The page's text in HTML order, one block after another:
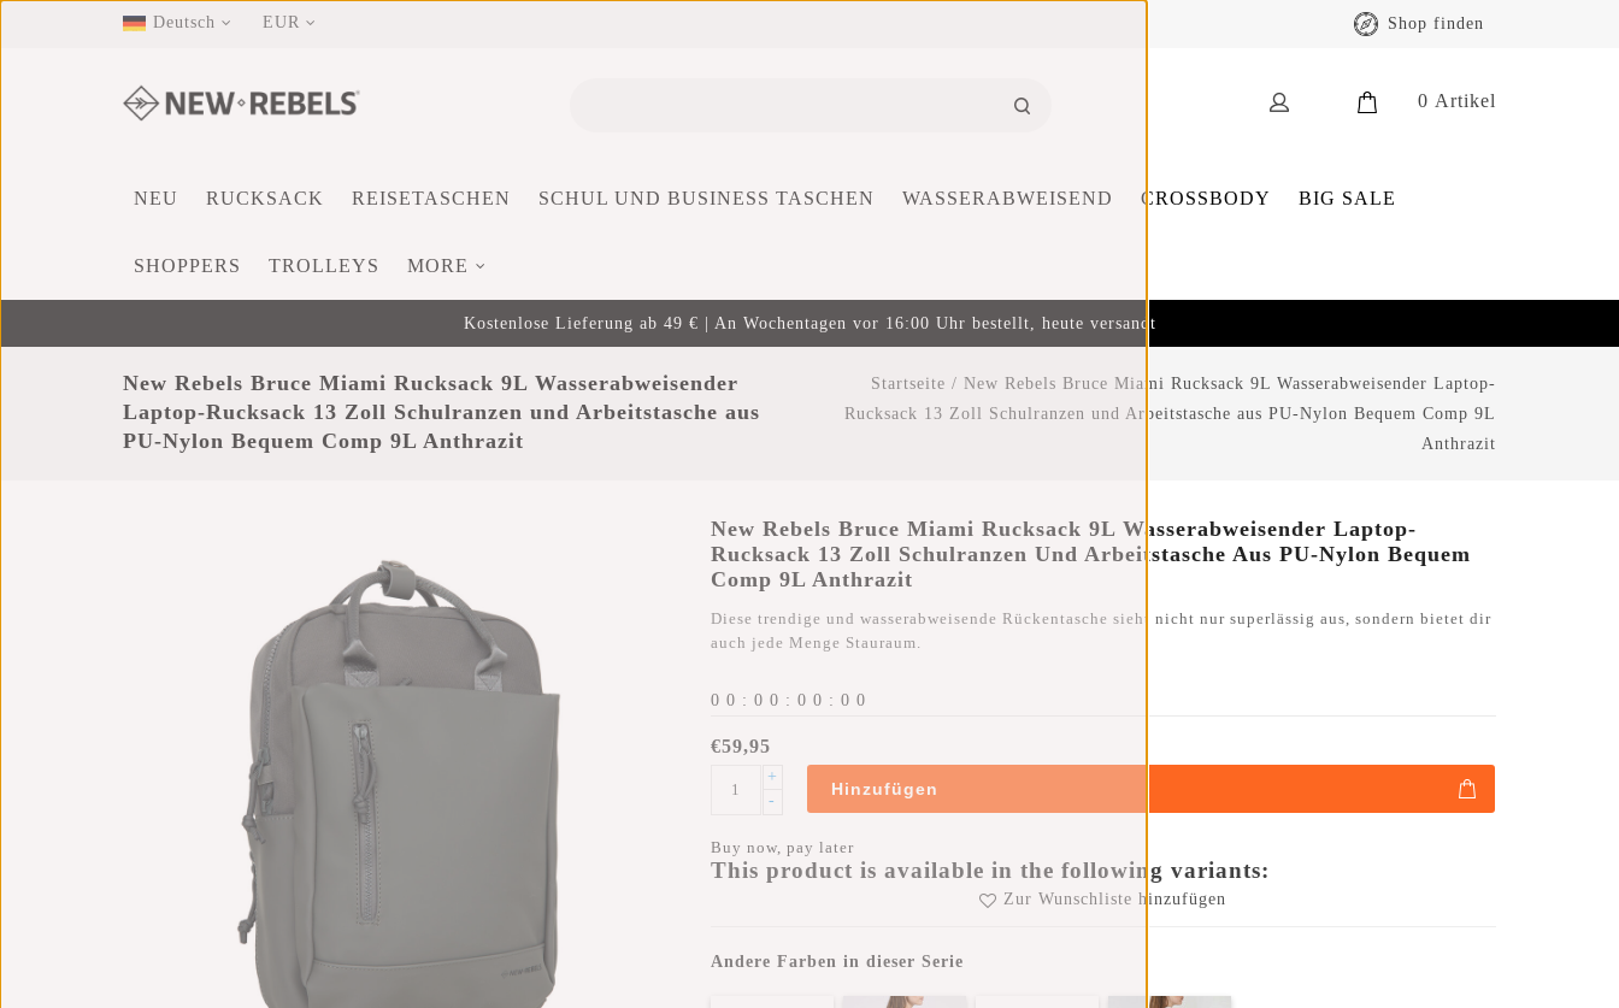
Deutsch EUR Shop finden
0 Artikel
NEU RUCKSACK REISETASCHEN SCHUL UND BUSINESS TASCHEN WASSERABWEISEND CROSSBODY BIG SALE
SHOPPERS TROLLEYS MORE
Kostenlose Lieferung ab 49 € | An Wochentagen vor 16:00 Uhr bestellt, heute versandt
New Rebels Bruce Miami Rucksack 9L Wasserabweisender
Laptop-Rucksack 13 Zoll Schulranzen und Arbeitstasche aus
PU-Nylon Bequem Comp 9L Anthrazit
Startseite / New Rebels Bruce Miami Rucksack 9L Wasserabweisender Laptop-
Rucksack 13 Zoll Schulranzen und Arbeitstasche aus PU-Nylon Bequem Comp 9L
Anthrazit
New Rebels Bruce Miami Rucksack 9L Wasserabweisender Laptop-
Rucksack 13 Zoll Schulranzen Und Arbeitstasche Aus PU-Nylon Bequem
Comp 9L Anthrazit
Diese trendige und wasserabweisende Rückentasche sieht nicht nur superlässig aus, sondern bietet dir
auch jede Menge Stauraum.
0 0 : 0 0 : 0 0 : 0 0
€59,95
+
-
Hinzufügen
Buy now, pay later
This product is available in the following variants:
Zur Wunschliste hinzufügen
Andere Farben in dieser Serie